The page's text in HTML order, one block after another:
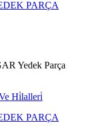
PARÇA
Yedek Parça
PARÇA